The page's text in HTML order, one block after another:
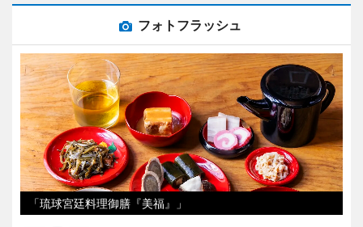
フォトフラッシュ
「琉球宮廷料理御膳『美福』」